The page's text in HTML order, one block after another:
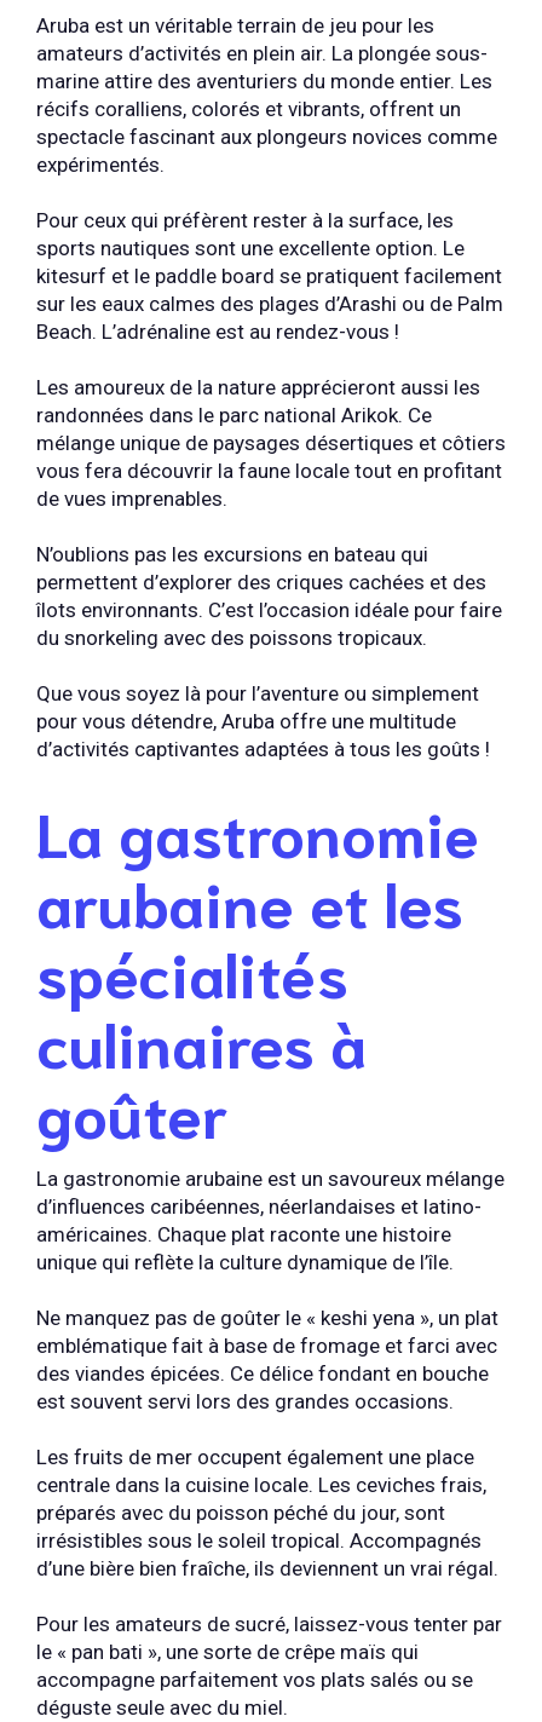
Aruba est un véritable terrain de jeu pour les
amateurs d’activités en plein air. La plongée sous-
marine attire des aventuriers du monde entier. Les
récifs coralliens, colorés et vibrants, offrent un
spectacle fascinant aux plongeurs novices comme
expérimentés.
Pour ceux qui préfèrent rester à la surface, les
sports nautiques sont une excellente option. Le
kitesurf et le paddle board se pratiquent facilement
sur les eaux calmes des plages d’Arashi ou de Palm
Beach. L’adrénaline est au rendez-vous !
Les amoureux de la nature apprécieront aussi les
randonnées dans le parc national Arikok. Ce
mélange unique de paysages désertiques et côtiers
vous fera découvrir la faune locale tout en profitant
de vues imprenables.
N’oublions pas les excursions en bateau qui
permettent d’explorer des criques cachées et des
îlots environnants. C’est l’occasion idéale pour faire
du snorkeling avec des poissons tropicaux.
Que vous soyez là pour l’aventure ou simplement
pour vous détendre, Aruba offre une multitude
d’activités captivantes adaptées à tous les goûts !
La gastronomie
arubaine et les
spécialités
culinaires à
goûter
La gastronomie arubaine est un savoureux mélange
d’influences caribéennes, néerlandaises et latino-
américaines. Chaque plat raconte une histoire
unique qui reflète la culture dynamique de l’île.
Ne manquez pas de goûter le « keshi yena », un plat
emblématique fait à base de fromage et farci avec
des viandes épicées. Ce délice fondant en bouche
est souvent servi lors des grandes occasions.
Les fruits de mer occupent également une place
centrale dans la cuisine locale. Les ceviches frais,
préparés avec du poisson péché du jour, sont
irrésistibles sous le soleil tropical. Accompagnés
d’une bière bien fraîche, ils deviennent un vrai régal.
Pour les amateurs de sucré, laissez-vous tenter par
le « pan bati », une sorte de crêpe maïs qui
accompagne parfaitement vos plats salés ou se
déguste seule avec du miel.